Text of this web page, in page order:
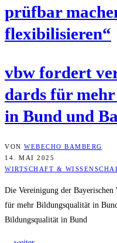
prüf­bar
flexibilisieren“
vbw for­dert
dards für
in Bund und
VON WEBECHO BAMBERG
14. MAI 2025
WIRTSCHAFT &
Die Vereinigung der
für mehr Bildungsqualität in
Bildungsqualität in Bund